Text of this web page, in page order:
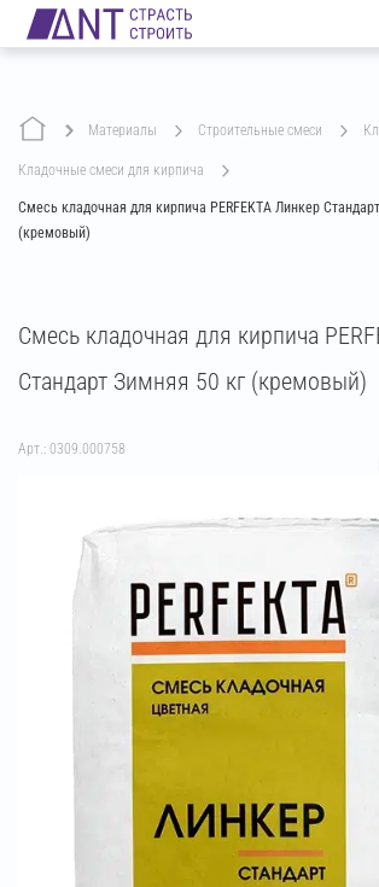
Материалы строительные смеси
кладочные смеси для кирпича
Смесь кладочная для кирпича PERFEKTA Линкер
(кремовый)
Смесь кладочная для кирпича
Стандарт Зимняя 50 кг (кремовый)
Арт.: 0309.000758